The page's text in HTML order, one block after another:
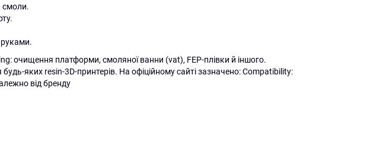
смоли.
очищення платформи, смоляної ванни (vat), FEP-плівки й іншого.
яких resin-3D-принтерів. На офіційному сайті зазначено: Compatibility:
від бренду